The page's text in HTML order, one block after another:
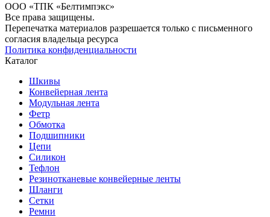
ООО «ТПК «Белтимпэкс»
Все права защищены.
Перепечатка материалов разрешается только с письменного
согласия владельца ресурса
Политика конфиденциальности
Каталог
Шкивы
Конвейерная лента
Модульная лента
Фетр
Обмотка
Подшипники
Цепи
Силикон
Тефлон
Резинотканевые конвейерные ленты
Шланги
Сетки
Ремни